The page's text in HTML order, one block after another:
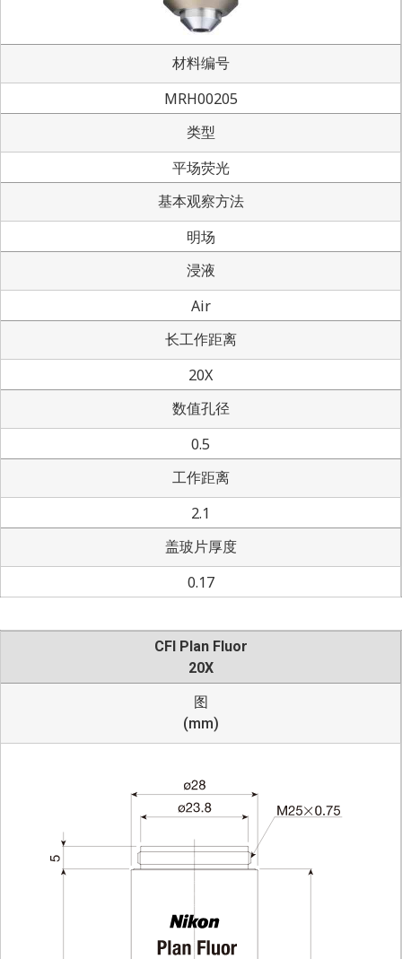
材料编号
MRH00205
类型
平场荧光
基本观察方法
明场
浸液
Air
长工作距离
20X
数值孔径
0.5
工作距离
2.1
盖玻片厚度
0.17
CFI Plan Fluor
20X
图
(mm)